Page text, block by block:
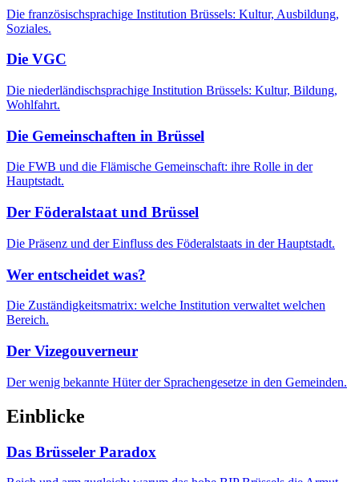
Die französischsprachige Institution Brüssels: Kultur, Ausbildung,
Soziales.
Die VGC
Die niederländischsprachige Institution Brüssels: Kultur, Bildung,
Wohlfahrt.
Die Gemeinschaften in Brüssel
Die FWB und die Flämische Gemeinschaft: ihre Rolle in der
Hauptstadt.
Der Föderalstaat und Brüssel
Die Präsenz und der Einfluss des Föderalstaats in der Hauptstadt.
Wer entscheidet was?
Die Zuständigkeitsmatrix: welche Institution verwaltet welchen
Bereich.
Der Vizegouverneur
Der wenig bekannte Hüter der Sprachengesetze in den Gemeinden.
Einblicke
Das Brüsseler Paradox